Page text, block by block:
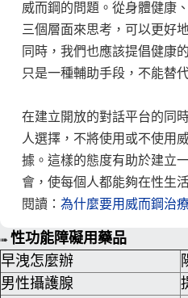
威而鋼的問題。從身體健康
三個層面來思考，可以更好
同時，我們也應該提倡健康
只是一種輔助手段，不能替
在建立開放的對話平台的同
人選擇，不將使用或不使用
據。這樣的態度有助於建立
會，使每個人都能夠在性生
閱讀： 為什麼要用威而鋼治
➠ 性功能障礙用藥品
早洩怎麼辦
男性攝護腺